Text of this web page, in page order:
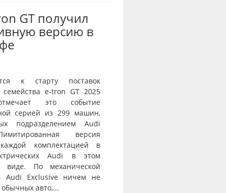
GT получил
версию в
к старту поставок
семейства e-tron GT 2025
это событие
серией из 299 машин,
подразделением Audi
версия
комплектацией в
Audi в этом
виде. По механической
Audi Exclusive ничем не
обычных авто,...